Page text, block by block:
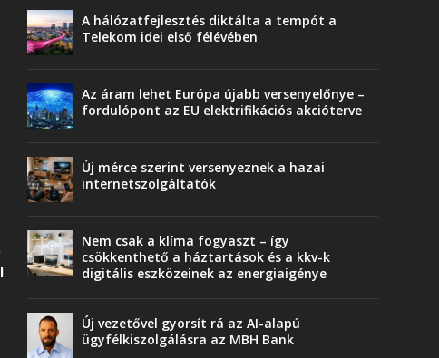
A hálózatfejlesztés diktálta a tempót a
Telekom idei első félévében
Az áram lehet Európa újabb versenyelőnye –
fordulópont az EU elektrifikációs akcióterve
Új mérce szerint versenyeznek a hazai
internetszolgáltatók
Nem csak a klíma fogyaszt – így
csökkenthető a háztartások és a kkv-k
digitális eszközeinek az energiaigénye
Új vezetővel gyorsít rá az AI-alapú
ügyfélkiszolgálásra az MBH Bank